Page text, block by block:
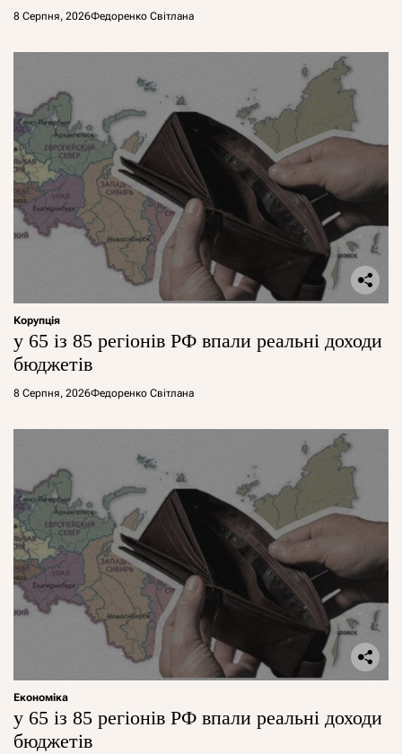
8 Серпня, 2026Федоренко Світлана
Корупція
у 65 із 85 регіонів РФ впали реальні доходи
бюджетів
8 Серпня, 2026Федоренко Світлана
Економіка
у 65 із 85 регіонів РФ впали реальні доходи
бюджетів